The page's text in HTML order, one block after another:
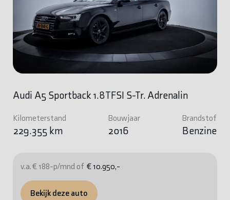
Audi A5 Sportback 1.8TFSI S-Tr. Adrenalin
Kilometerstand
229.355 km
Bouwjaar
2016
Brandstof
Benzine
v.a. € 188-p/mnd of € 10.950,-
Bekijk deze auto